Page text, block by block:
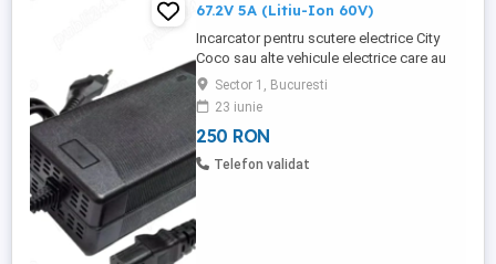
67.2V 5A (Litiu-Ion 60V)
Incarcator pentru scutere electrice City
Coco sau alte vehicule electrice care au
baterie pe 60V, tehnologie Litiu-Ion, minim
20Ah capacitate. Va rugam, nu incarcati
baterii de 12Ah cu acest incarcator rapid.
Iesire: 67.2V 5A Intrare: AC100V - 240V, 50
60 hz Conector FLAT, tip PC
Sector 1, Bucuresti
23 iunie
250 RON
Telefon validat